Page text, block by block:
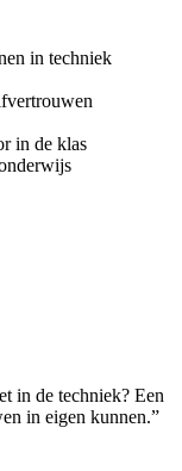
in techniek
in de klas
in de techniek? Een
in eigen kunnen.”